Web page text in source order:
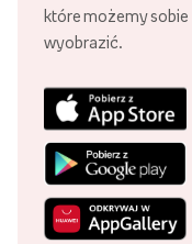
które możemy sobie
wyobrazić.